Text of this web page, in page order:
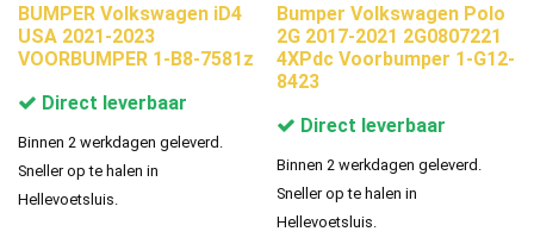
BUMPER Volkswagen iD4
USA 2021-2023
VOORBUMPER 1-B8-7581z
Direct leverbaar
Binnen 2 werkdagen geleverd.
Sneller op te halen in
Hellevoetsluis.
Bumper Volkswagen Polo
2G 2017-2021 2G0807221
4XPdc Voorbumper 1-G12-
8423
Direct leverbaar
Binnen 2 werkdagen geleverd.
Sneller op te halen in
Hellevoetsluis.